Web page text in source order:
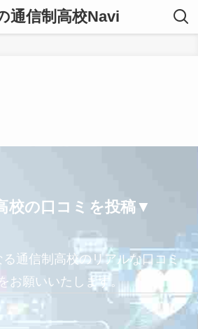
通信制高校Navi
校の口コミを投稿▼
る通信制高校のリアルな口コミ
お願いいたします。